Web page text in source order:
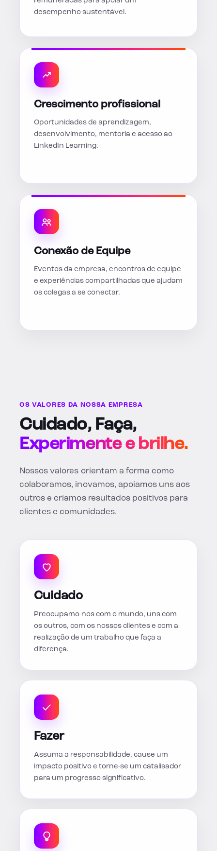
desempenho sustentável.
Crescimento profissional
Oportunidades de aprendizagem,
desenvolvimento, mentoria e acesso ao
LinkedIn Learning.
Conexão de Equipe
Eventos da empresa, encontros de equipe
e experiências compartilhadas que ajudam
os colegas a se conectar.
OS VALORES DA NOSSA EMPRESA
Cuidado, Faça,
Experimente e brilhe.
Nossos valores orientam a forma como
colaboramos, inovamos, apoiamos uns aos
outros e criamos resultados positivos para
clientes e comunidades.
Cuidado
Preocupamo-nos com o mundo, uns com
os outros, com os nossos clientes e com a
realização de um trabalho que faça a
diferença.
Fazer
Assuma a responsabilidade, cause um
impacto positivo e torne-se um catalisador
para um progresso significativo.